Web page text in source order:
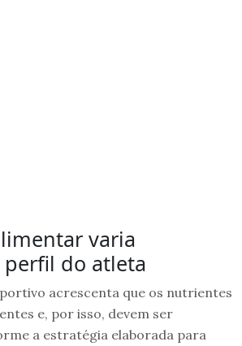
varia
do atleta
acrescenta que os nutrientes
e, por isso, devem ser
a estratégia elaborada para